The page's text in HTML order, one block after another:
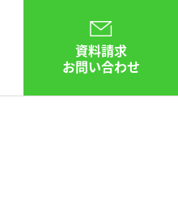
資料請求
お問い合わせ